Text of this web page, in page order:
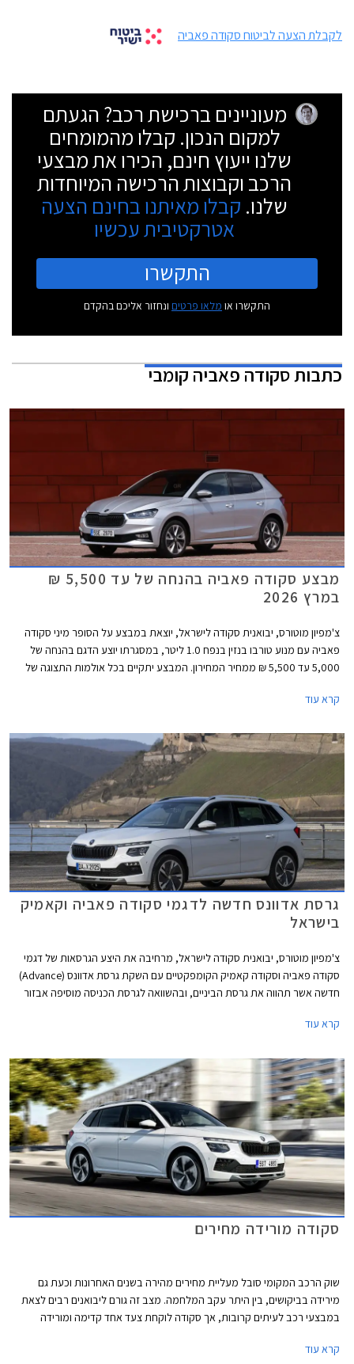
לקבלת הצעה לביטוח סקודה פאביה
מעוניינים ברכישת רכב? הגעתם
למקום הנכון. קבלו מהמומחים
שלנו ייעוץ חינם, הכירו את מבצעי
הרכב וקבוצות הרכישה המיוחדות
שלנו. קבלו מאיתנו בחינם הצעה
אטרקטיבית עכשיו
התקשרו
התקשרו או מלאו פרטים ונחזור אליכם בהקדם
כתבותסקודה פאביה קומבי
מבצע סקודה פאביה בהנחה של עד 5,500 ₪
במרץ 2026
צ'מפיון מוטורס, יבואנית סקודה לישראל, יוצאת במבצע על הסופר מיני סקודה
פאביה עם מנוע טורבו בנזין בנפח 1.0 ליטר, במסגרתו יוצע הדגם בהנחה של
5,000 עד 5,500 ₪ ממחיר המחירון. המבצע יתקיים בכל אולמות התצוגה של
קרא עוד
גרסת אדוונס חדשה לדגמי סקודה פאביה וקאמיק
בישראל
צ'מפיון מוטורס, יבואנית סקודה לישראל, מרחיבה את היצע הגרסאות של דגמי
סקודה פאביה וסקודה קאמיק הקומפקטיים עם השקת גרסת אדוונס (Advance)
חדשה אשר תהווה את גרסת הביניים, ובהשוואה לגרסת הכניסה מוסיפה אבזור
בנזין בנפח 1.0 ליטר בהספק 115 כ"ס.
קרא עוד
סקודה מורידה מחירים
שוק הרכב המקומי סובל מעליית מחירים מהירה בשנים האחרונות וכעת גם
מירידה בביקושים, בין היתר עקב המלחמה. מצב זה גורם ליבואנים רבים לצאת
במבצעי רכב לעיתים קרובות, אך סקודה לוקחת צעד אחד קדימה ומורידה
סקודה פאביה וסקודה קאמיק.
קרא עוד